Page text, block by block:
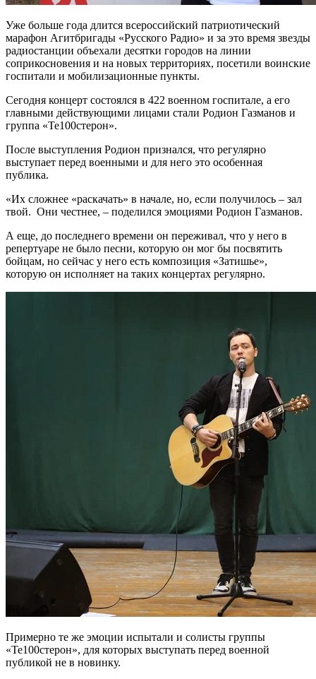
Уже больше года длится всероссийский патриотический
марафон Агитбригады «Русского Радио» и за это время звезды
радиостанции объехали десятки городов на линии
соприкосновения и на новых территориях, посетили воинские
госпитали и мобилизационные пункты.
Сегодня концерт состоялся в 422 военном госпитале, а его
главными действующими лицами стали Родион Газманов и
группа «Те100стерон».
После выступления Родион признался, что регулярно
выступает перед военными и для него это особенная
публика.
«Их сложнее «раскачать» в начале, но, если получилось – зал
твой. Они честнее, – поделился эмоциями Родион Газманов.
А еще, до последнего времени он переживал, что у него в
репертуаре не было песни, которую он мог бы посвятить
бойцам, но сейчас у него есть композиция «Затишье»,
которую он исполняет на таких концертах регулярно.
Примерно те же эмоции испытали и солисты группы
«Те100стерон», для которых выступать перед военной
публикой не в новинку.